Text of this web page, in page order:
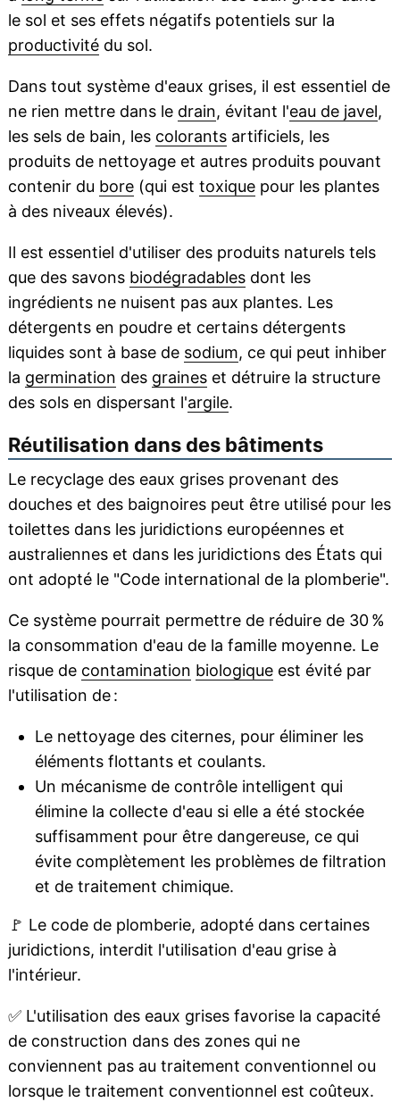
le sol et ses effets négatifs potentiels sur la
productivitédu sol.
Dans tout système d'eaux grises, il est essentiel de
ne rien mettre dans le drain, évitant l'eau de javel,
les sels de bain, les colorantsartificiels, les
produits de nettoyage et autres produits pouvant
contenir du bore(qui est toxiquepour les plantes
à des niveaux élevés).
Il est essentiel d'utiliser des produits naturels tels
que des savons biodégradablesdont les
ingrédients ne nuisent pas aux plantes. Les
détergents en poudre et certains détergents
liquides sont à base de sodium, ce qui peut inhiber
la germination des graineset détruire la structure
des sols en dispersant l'argile.
Réutilisation dans des bâtiments
Le recyclage des eaux grises provenant des
douches et des baignoires peut être utilisé pour les
toilettes dans les juridictions européennes et
australiennes et dans les juridictions des États qui
ont adopté le "Code international de la plomberie".
Ce système pourrait permettre de réduire de 30 %
la consommation d'eau de la famille moyenne. Le
risque de contamination biologiqueest évité par
l'utilisation de :
Le nettoyage des citernes, pour éliminer les
éléments flottants et coulants.
Un mécanisme de contrôle intelligent qui
élimine la collecte d'eau si elle a été stockée
suffisamment pour être dangereuse, ce qui
évite complètement les problèmes de filtration
et de traitement chimique.
🚩 Le code de plomberie, adopté dans certaines
juridictions, interdit l'utilisation d'eau grise à
l'intérieur.
✅L'utilisation des eaux grises favorise la capacité
de construction dans des zones qui ne
conviennent pas au traitement conventionnel ou
lorsque le traitement conventionnel est coûteux.